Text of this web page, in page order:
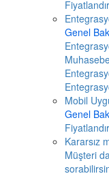
Genel
Mobil
Genel
Kararsız
Müşteri